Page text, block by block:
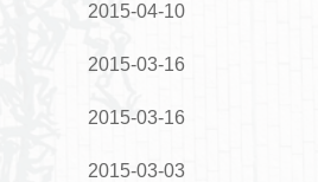
2015-04-10
2015-03-16
2015-03-16
2015-03-03